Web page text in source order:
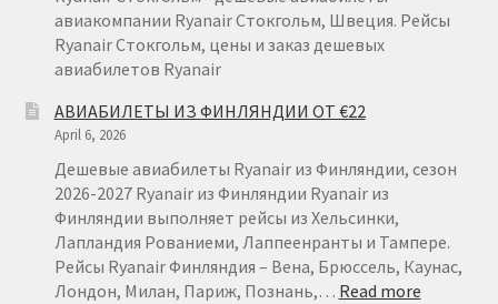
авиакомпании Ryanair Стокгольм, Швеция. Рейсы
Ryanair Стокгольм, цены и заказ дешевых
авиабилетов Ryanair
АВИАБИЛЕТЫ ИЗ ФИНЛЯНДИИ ОТ €22
April 6, 2026
Дешевые авиабилеты Ryanair из Финляндии, сезон
2026-2027 Ryanair из Финляндии Ryanair из
Финляндии выполняет рейсы из Хельсинки,
Лапландия Рованиеми, Лаппеенранты и Тампере.
Рейсы Ryanair Финляндия – Вена, Брюссель, Каунас,
Лондон, Милан, Париж, Познань,… Read more: